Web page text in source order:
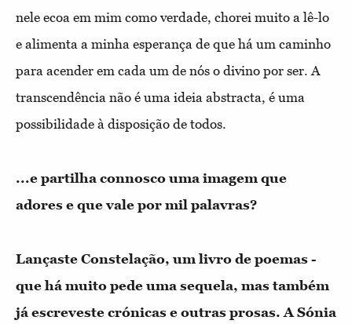
nele ecoa em mim como verdade, chorei muito a lê-lo
e alimenta a minha esperança de que há um caminho
para acender em cada um de nós o divino por ser. A
transcendência não é uma ideia abstracta, é uma
possibilidade à disposição de todos.
...e partilha connosco uma imagem que
adores e que vale por mil palavras?
Lançaste Constelação, um livro de poemas -
que há muito pede uma sequela, mas também
já escreveste crónicas e outras prosas. A Sónia